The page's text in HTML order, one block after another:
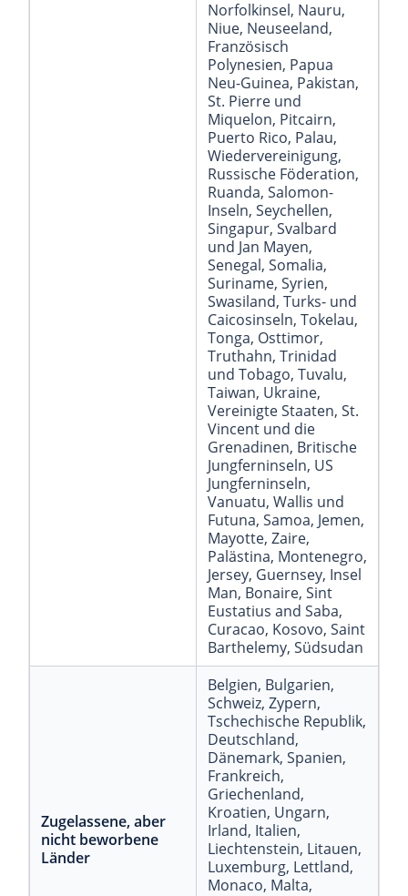
Norfolkinsel, Nauru,
Niue, Neuseeland,
Französisch
Polynesien, Papua
Neu-Guinea, Pakistan,
St. Pierre und
Miquelon, Pitcairn,
Puerto Rico, Palau,
Wiedervereinigung,
Russische Föderation,
Ruanda, Salomon-
Inseln, Seychellen,
Singapur, Svalbard
und Jan Mayen,
Senegal, Somalia,
Suriname, Syrien,
Swasiland, Turks- und
Caicosinseln, Tokelau,
Tonga, Osttimor,
Truthahn, Trinidad
und Tobago, Tuvalu,
Taiwan, Ukraine,
Vereinigte Staaten, St.
Vincent und die
Grenadinen, Britische
Jungferninseln, US
Jungferninseln,
Vanuatu, Wallis und
Futuna, Samoa, Jemen,
Mayotte, Zaire,
Palästina, Montenegro,
Jersey, Guernsey, Insel
Man, Bonaire, Sint
Eustatius and Saba,
Curacao, Kosovo, Saint
Barthelemy, Südsudan
Zugelassene, aber
nicht beworbene
Länder
Belgien, Bulgarien,
Schweiz, Zypern,
Tschechische Republik,
Deutschland,
Dänemark, Spanien,
Frankreich,
Griechenland,
Kroatien, Ungarn,
Irland, Italien,
Liechtenstein, Litauen,
Luxemburg, Lettland,
Monaco, Malta,